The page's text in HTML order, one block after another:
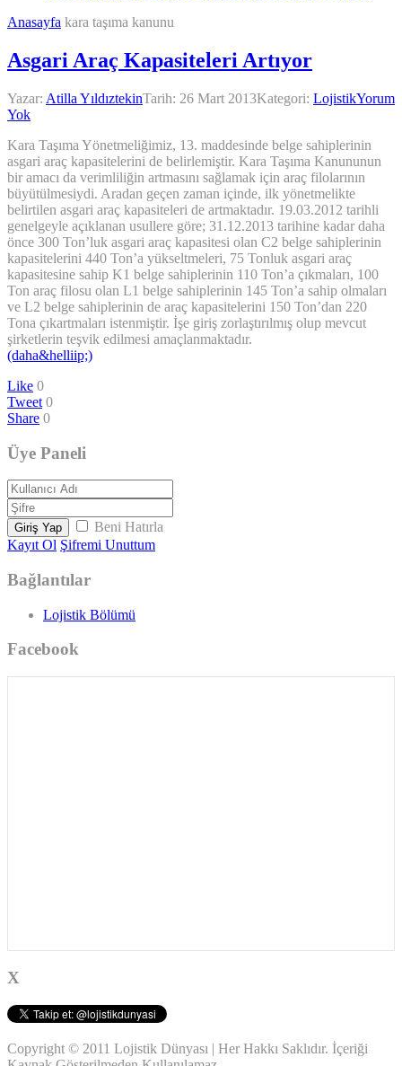
Anasayfa kara taşıma kanunu
Asgari Araç Kapasiteleri Artıyor
Yazar: Atilla YıldıztekinTarih: 26 Mart 2013Kategori: LojistikYorum
Yok
Kara Taşıma Yönetmeliğimiz, 13. maddesinde belge sahiplerinin
asgari araç kapasitelerini de belirlemiştir. Kara Taşıma Kanununun
bir amacı da verimliliğin artmasını sağlamak için araç filolarının
büyütülmesiydi. Aradan geçen zaman içinde, ilk yönetmelikte
belirtilen asgari araç kapasiteleri de artmaktadır. 19.03.2012 tarihli
genelgeyle açıklanan usullere göre; 31.12.2013 tarihine kadar daha
önce 300 Ton’luk asgari araç kapasitesi olan C2 belge sahiplerinin
kapasitelerini 440 Ton’a yükseltmeleri, 75 Tonluk asgari araç
kapasitesine sahip K1 belge sahiplerinin 110 Ton’a çıkmaları, 100
Ton araç filosu olan L1 belge sahiplerinin 145 Ton’a sahip olmaları
ve L2 belge sahiplerinin de araç kapasitelerini 150 Ton’dan 220
Tona çıkartmaları istenmiştir. İşe giriş zorlaştırılmış olup mevcut
şirketlerin teşvik edilmesi amaçlanmaktadır.
(daha&helliip;)
Like 0
Tweet 0
Share 0
Üye Paneli
Giriş Yap
Beni Hatırla
Kayıt Ol Şifremi Unuttum
Bağlantılar
Lojistik Bölümü
Facebook
X
Copyright © 2011 Lojistik Dünyası | Her Hakkı Saklıdır. İçeriği